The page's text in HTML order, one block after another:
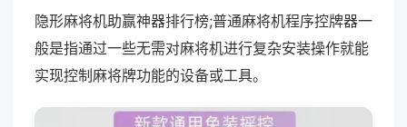
隐形麻将机助赢神器排行榜;普通麻将机程序控牌器一
般是指通过一些无需对麻将机进行复杂安装操作就能
实现控制麻将牌功能的设备或工具。